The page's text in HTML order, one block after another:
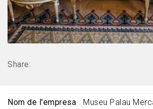
Share:
Nom de l'empresa
Museu Palau